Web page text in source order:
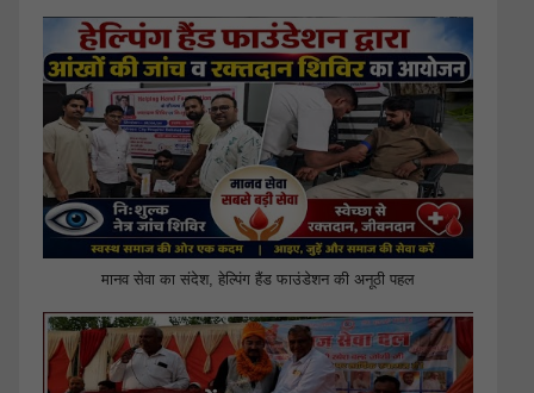
मानव सेवा का संदेश, हेल्पिंग हैंड फाउंडेशन की अनूठी पहल